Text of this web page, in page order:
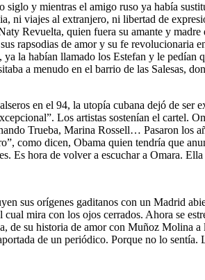
siglo y mientras el amigo ruso ya había
ni viajes al extranjero, ni libertad de
Revuelta, quien fuera su amante y
rapsodias de amor y su fe revolucionaria
ya la habían llamado los Estefan y le
a menudo en el barrio de las Salesas,
en el 94, la utopía cubana dejó de
Los artistas sostenían el cartel.
Trueba, Marina Rossell… Pasaron los
como dicen, Obama quien tendría que
Es hora de volver a escuchar a Omara.
sus orígenes gaditanos con un Madrid
cual mira con los ojos cerrados. Ahora se
de su historia de amor con Muñoz Molina a
de un periódico. Porque no lo sentía.